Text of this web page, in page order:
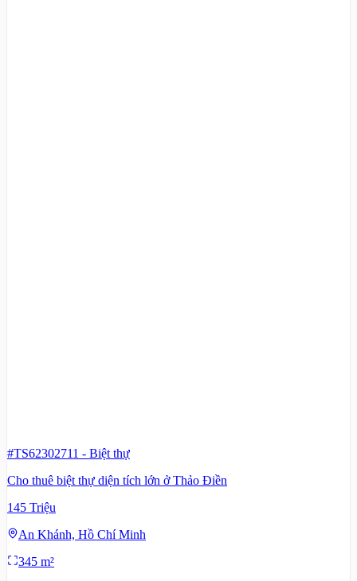
#TS62302711 - Biệt thự
Cho thuê biệt thự diện tích lớn ở Thảo Điền
145 Triệu
An Khánh, Hồ Chí Minh
345 m²